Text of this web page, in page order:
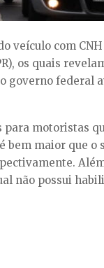
veículo com
os quais
governo federal
motoristas
maior que o
não possui